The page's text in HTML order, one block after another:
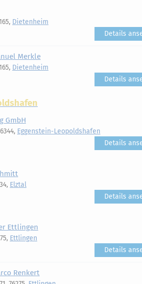
Dietenheim
Details
Merkle
Dietenheim
Details
GmbH
Eggenstein-Leopoldshafen
Details
Elztal
Details
Ettlingen
Ettlingen
Details
Renkert